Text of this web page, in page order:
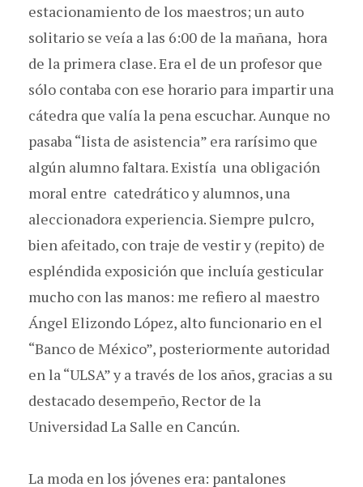
estacionamiento de los maestros; un auto
solitario se veía a las 6:00 de la mañana, hora
de la primera clase. Era el de un profesor que
sólo contaba con ese horario para impartir una
cátedra que valía la pena escuchar. Aunque no
pasaba “lista de asistencia” era rarísimo que
algún alumno faltara. Existía una obligación
moral entre catedrático y alumnos, una
aleccionadora experiencia. Siempre pulcro,
bien afeitado, con traje de vestir y (repito) de
espléndida exposición que incluía gesticular
mucho con las manos: me refiero al maestro
Ángel Elizondo López, alto funcionario en el
“Banco de México”, posteriormente autoridad
en la “ULSA” y a través de los años, gracias a su
destacado desempeño, Rector de la
Universidad La Salle en Cancún.
La moda en los jóvenes era: pantalones